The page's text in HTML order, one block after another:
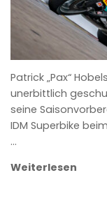
Patrick „Pax“
unerbittlich
seine
IDM Superbike
…
Weiterlesen